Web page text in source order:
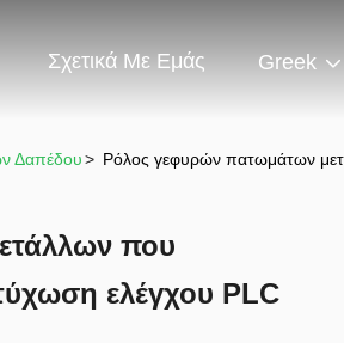
Σχετικά Με Εμάς Greek
Δαπέδου> Ρόλος γεφυρών πατωμάτων
που
ελέγχου PLC